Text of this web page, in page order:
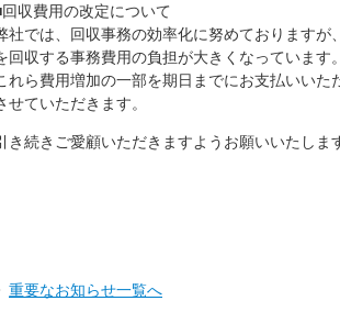
収費用の改定について
社では、回収事務の効率化に努めております
回収する事務費用の負担が大きくなっています。
れら費用増加の一部を期日までにお支払いい
せていただきます。
き続きご愛顧いただきますようお願いいたしま
重要なお知らせ一覧へ